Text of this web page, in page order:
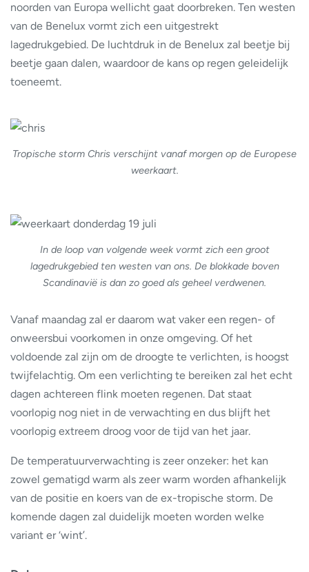
noorden van Europa wellicht gaat doorbreken. Ten westen
van de Benelux vormt zich een uitgestrekt
lagedrukgebied. De luchtdruk in de Benelux zal beetje bij
beetje gaan dalen, waardoor de kans op regen geleidelijk
toeneemt.
Tropische storm Chris verschijnt vanaf morgen op de Europese
weerkaart.
In de loop van volgende week vormt zich een groot
lagedrukgebied ten westen van ons. De blokkade boven
Scandinavië is dan zo goed als geheel verdwenen.
Vanaf maandag zal er daarom wat vaker een regen- of
onweersbui voorkomen in onze omgeving. Of het
voldoende zal zijn om de droogte te verlichten, is hoogst
twijfelachtig. Om een verlichting te bereiken zal het echt
dagen achtereen flink moeten regenen. Dat staat
voorlopig nog niet in de verwachting en dus blijft het
voorlopig extreem droog voor de tijd van het jaar.
De temperatuurverwachting is zeer onzeker: het kan
zowel gematigd warm als zeer warm worden afhankelijk
van de positie en koers van de ex-tropische storm. De
komende dagen zal duidelijk moeten worden welke
variant er ‘wint’.